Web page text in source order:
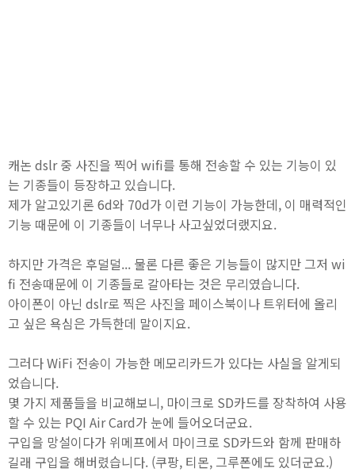
캐논 dslr 중 사진을 찍어 wifi를 통해 전송할 수 있는 기능이 있
는 기종들이 등장하고 있습니다.
제가 알고있기론 6d와 70d가 이런 기능이 가능한데, 이 매력적인
기능 때문에 이 기종들이 너무나 사고싶었더랬지요.
하지만 가격은 후덜덜... 물론 다른 좋은 기능들이 많지만 그저 wi
fi 전송때문에 이 기종들로 갈아타는 것은 무리였습니다.
아이폰이 아닌 dslr로 찍은 사진을 페이스북이나 트위터에 올리
고 싶은 욕심은 가득한데 말이지요.
그러다 WiFi 전송이 가능한 메모리카드가 있다는 사실을 알게되
었습니다.
몇 가지 제품들을 비교해보니, 마이크로 SD카드를 장착하여 사용
할 수 있는 PQI Air Card가 눈에 들어오더군요.
구입을 망설이다가 위메프에서 마이크로 SD카드와 함께 판매하
길래 구입을 해버렸습니다. (쿠팡, 티몬, 그루폰에도 있더군요.)